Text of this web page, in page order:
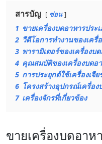
สารบัญ ซ่อน
1 ขายเครื่องบดอาหารประ
2 วีดีโอการทำงานของเครื่
3 พารามิเตอร์ของเครื่องบ
4 คุณสมบัติของเครื่องบดอ
5 การประยุกต์ใช้เครื่องเจีย
6 โครงสร้างอุปกรณ์เครื่อง
7 เครื่องจักรที่เกี่ยวข้อง
ขายเครื่องบดอาห